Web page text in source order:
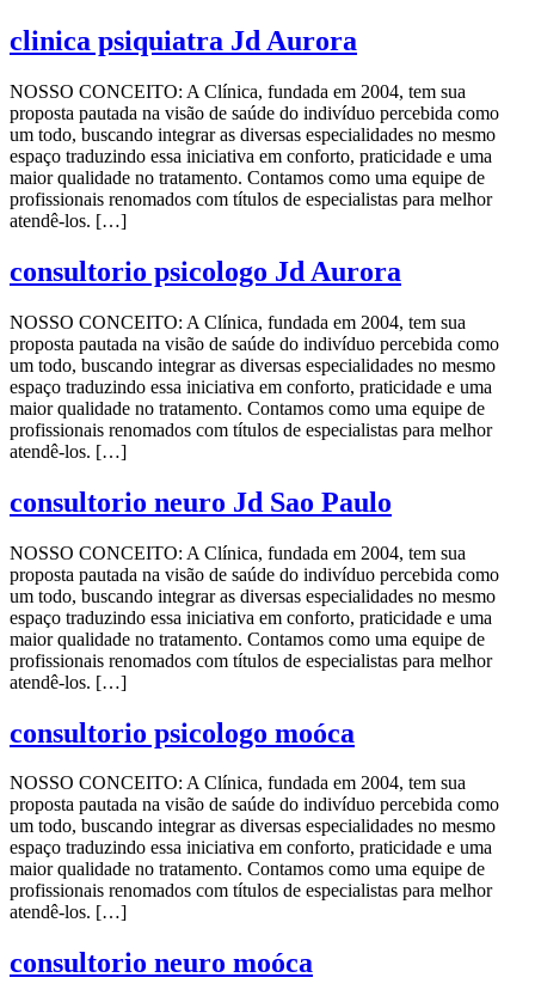
clinica psiquiatra Jd Aurora
NOSSO CONCEITO: A Clínica, fundada em 2004, tem sua
proposta pautada na visão de saúde do indivíduo percebida como
um todo, buscando integrar as diversas especialidades no mesmo
espaço traduzindo essa iniciativa em conforto, praticidade e uma
maior qualidade no tratamento. Contamos como uma equipe de
profissionais renomados com títulos de especialistas para melhor
atendê-los. […]
consultorio psicologo Jd Aurora
NOSSO CONCEITO: A Clínica, fundada em 2004, tem sua
proposta pautada na visão de saúde do indivíduo percebida como
um todo, buscando integrar as diversas especialidades no mesmo
espaço traduzindo essa iniciativa em conforto, praticidade e uma
maior qualidade no tratamento. Contamos como uma equipe de
profissionais renomados com títulos de especialistas para melhor
atendê-los. […]
consultorio neuro Jd Sao Paulo
NOSSO CONCEITO: A Clínica, fundada em 2004, tem sua
proposta pautada na visão de saúde do indivíduo percebida como
um todo, buscando integrar as diversas especialidades no mesmo
espaço traduzindo essa iniciativa em conforto, praticidade e uma
maior qualidade no tratamento. Contamos como uma equipe de
profissionais renomados com títulos de especialistas para melhor
atendê-los. […]
consultorio psicologo moóca
NOSSO CONCEITO: A Clínica, fundada em 2004, tem sua
proposta pautada na visão de saúde do indivíduo percebida como
um todo, buscando integrar as diversas especialidades no mesmo
espaço traduzindo essa iniciativa em conforto, praticidade e uma
maior qualidade no tratamento. Contamos como uma equipe de
profissionais renomados com títulos de especialistas para melhor
atendê-los. […]
consultorio neuro moóca